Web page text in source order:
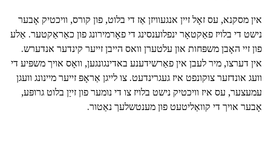
אין מסקנא, עס זאָל זיין אנגעוויזן אַז די בלוט, פון קורס, וויכטיק אָבער
נישט די בלויז פאַקטאָר ינפלוענסינג די פאָרמירונג פון כאַראַקטער. אַלע
פון זיי האָבן משפּחות און עלטערן וואס הייבן זייער קינדער אנדערש.
אין דערצו, מיר לעבן אין פאַרשידענע באדינגונגען, וואָס אויך משפּיע די
וועג אונדזער צוקונפט איז געגרינדעט. צו לייגן אַראָפּ זייער מיינונג וועגן
עמעצער, עס איז וויכטיק נישט בלויז צו די נומער פון זייַן בלוט גרופּע,
אָבער אויך די קוואַליטעט פון מענטשלעך נאַטור.